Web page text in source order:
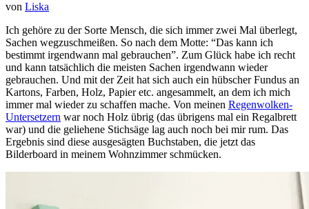
von Liska
Ich gehöre zu der Sorte Mensch, die sich immer zwei Mal überlegt,
Sachen wegzuschmeißen. So nach dem Motte: “Das kann ich
bestimmt irgendwann mal gebrauchen”. Zum Glück habe ich recht
und kann tatsächlich die meisten Sachen irgendwann wieder
gebrauchen. Und mit der Zeit hat sich auch ein hübscher Fundus an
Kartons, Farben, Holz, Papier etc. angesammelt, an dem ich mich
immer mal wieder zu schaffen mache. Von meinen Regenwolken-
Untersetzern war noch Holz übrig (das übrigens mal ein Regalbrett
war) und die geliehene Stichsäge lag auch noch bei mir rum. Das
Ergebnis sind diese ausgesägten Buchstaben, die jetzt das
Bilderboard in meinem Wohnzimmer schmücken.